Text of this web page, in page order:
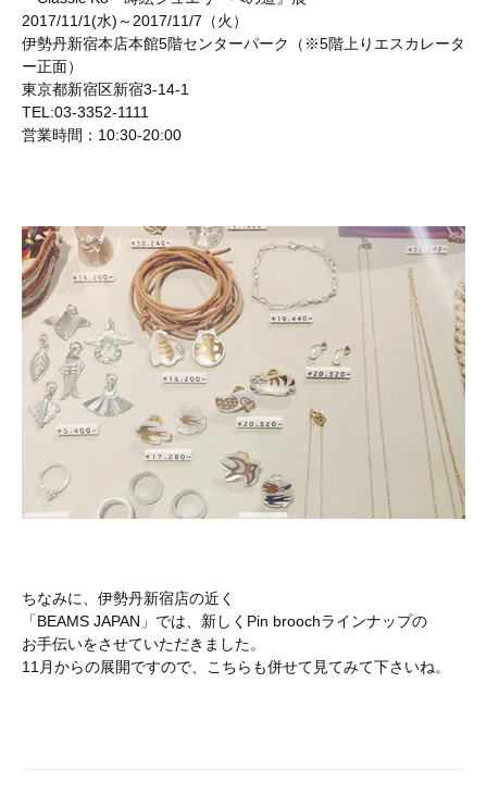
2017/11/1(水)～2017/11/7（火）
伊勢丹新宿本店本館5階センターパーク（※5階上りエスカレータ
ー正面）
東京都新宿区新宿3-14-1
TEL:03-3352-1111
営業時間：10:30-20:00
ちなみに、伊勢丹新宿店の近く
「BEAMS JAPAN」では、新しくPin broochラインナップの
お手伝いをさせていただきました。
11月からの展開ですので、こちらも併せて見てみて下さいね。